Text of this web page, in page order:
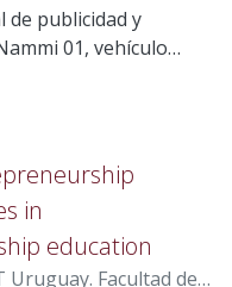
María Souto, Carlos
; Bourgeois
de publicidad y
01, vehículo
objetivo de
y
en un
eléctrica en
En 2025 se
vehículos, de los
in
education
Uruguay. Facultad de